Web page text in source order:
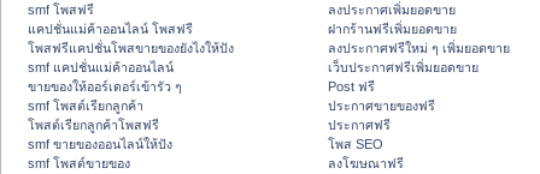
smf โพสฟรี
แคปชั่นแม่ค้าออนไลน์ โพสฟรี
โพสฟรีแคปชั่นโพสขายของยังไงให้ปัง
smf แคปชั่นแม่ค้าออนไลน์
ขายของให้ออร์เดอร์เข้ารัว ๆ
smf โพสต์เรียกลูกค้า
โพสต์เรียกลูกค้าโพสฟรี
smf ขายของออนไลน์ให้ปัง
smf โพสต์ขายของ
ลงประกาศเพิ่มยอดขาย
ฝากร้านฟรีเพิ่มยอดขาย
ลงประกาศฟรีใหม่ ๆ เพิ่มยอดขาย
เว็บประกาศฟรีเพิ่มยอดขาย
Post ฟรี
ประกาศขายของฟรี
ประกาศฟรี
โพส SEO
ลงโฆษณาฟรี